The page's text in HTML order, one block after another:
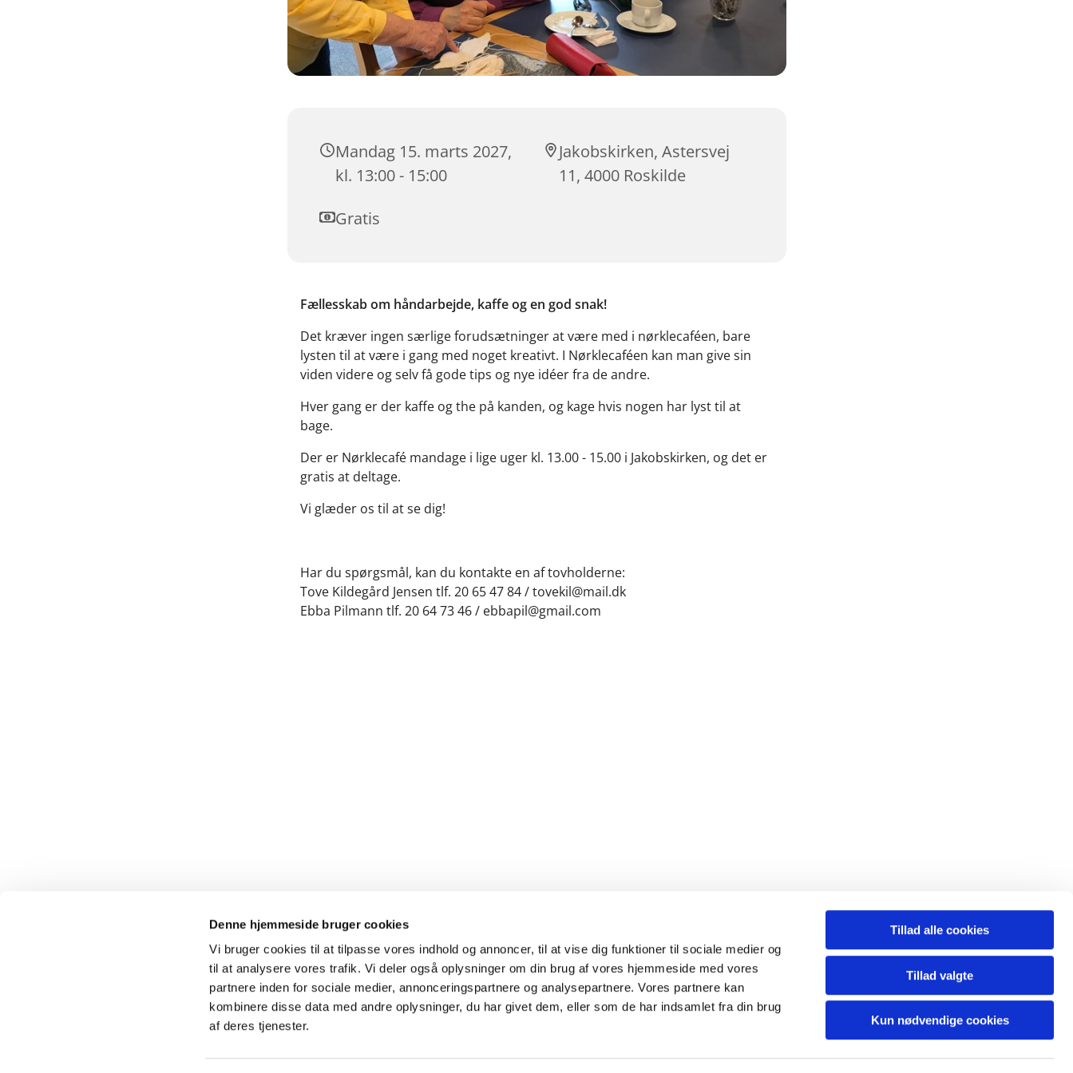
Denne hjemmeside bruger cookies
Vi bruger cookies til at tilpasse vores indhold og annoncer, til at vise dig funktioner til sociale medier og
til at analysere vores trafik. Vi deler også oplysninger om din brug af vores hjemmeside med vores
partnere inden for sociale medier, annonceringspartnere og analysepartnere. Vores partnere kan
kombinere disse data med andre oplysninger, du har givet dem, eller som de har indsamlet fra din brug
af deres tjenester.
Tillad alle cookies
Tillad valgte
Kun nødvendige cookies
Mandag 15. marts 2027,
kl. 13:00 - 15:00
Jakobskirken, Astersvej
11, 4000 Roskilde
Gratis
Fællesskab om håndarbejde, kaffe og en god snak!
Det kræver ingen særlige forudsætninger at være med i nørklecaféen, bare
lysten til at være i gang med noget kreativt. I Nørklecaféen kan man give sin
viden videre og selv få gode tips og nye idéer fra de andre.
Hver gang er der kaffe og the på kanden, og kage hvis nogen har lyst til at
bage.
Der er Nørklecafé mandage i lige uger kl. 13.00 - 15.00 i Jakobskirken, og det er
gratis at deltage.
Vi glæder os til at se dig!
Har du spørgsmål, kan du kontakte en af tovholderne:
Tove Kildegård Jensen tlf. 20 65 47 84 / tovekil@mail.dk
Ebba Pilmann tlf. 20 64 73 46 / ebbapil@gmail.com
Kontakt Cookiepolitik Tilgængelighedserklæring